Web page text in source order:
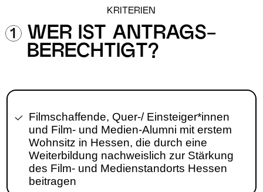
KRITERIEN
WER IST ANTRAGS-
BERECHTIGT?
Filmschaffende, Quer-/ Einsteiger*innen
und Film- und Medien-Alumni mit erstem
Wohnsitz in Hessen, die durch eine
Weiterbildung nachweislich zur Stärkung
des Film- und Medien­standorts Hessen
beitragen